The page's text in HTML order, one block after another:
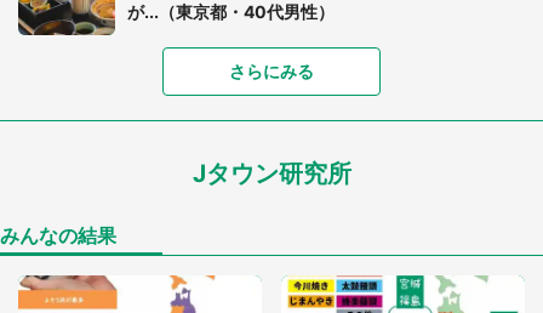
が...（東京都・40代男性）
「可愛いのにホラー」「事件性を感じる」 ふわふ
「孫にあげると思って、あなたにこれをあげる」
「ゾワゾワする」「本当に気持ち悪い」 道端でバ
さらにみる
Jタウン研究所
みんなの結果